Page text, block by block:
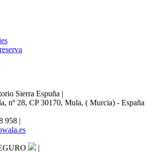
Sierra Espuña
nº 28, CP 30170, Mula, ( Murcia) - España
958